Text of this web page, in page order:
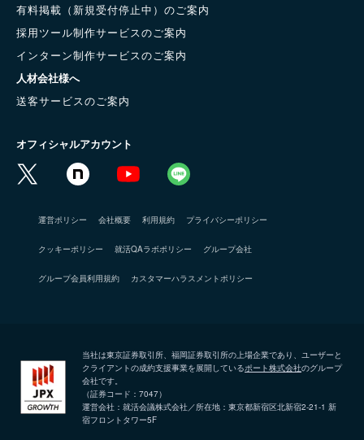
有料掲載（新規受付停止中）のご案内
採用ツール制作サービスのご案内
インターン制作サービスのご案内
人材会社様へ
送客サービスのご案内
オフィシャルアカウント
運営ポリシー 会社概要 利用規約 プライバシーポリシー
クッキーポリシー 就活QAラボポリシー グループ会社
グループ会員利用規約 カスタマーハラスメントポリシー
当社は東京証券取引所、福岡証券取引所の上場企業であり、ユーザーと
クライアントの成約支援事業を展開しているポート株式会社のグループ
会社です。
（証券コード：7047）
運営会社：就活会議株式会社／所在地：東京都新宿区北新宿2-21-1 新
宿フロントタワー5F